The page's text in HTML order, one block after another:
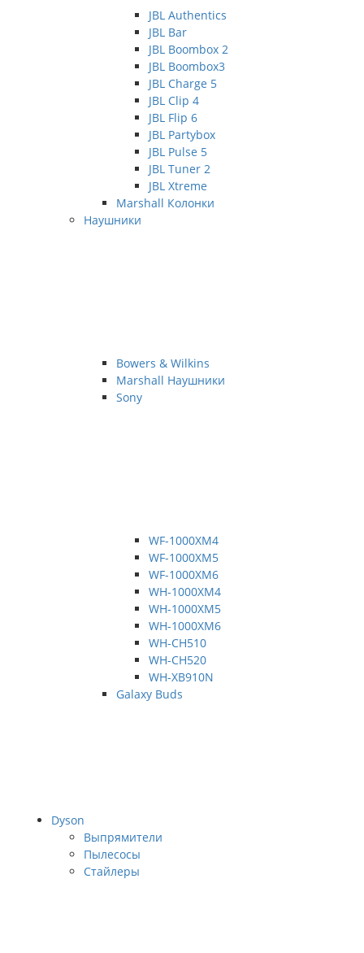
JBL Authentics
JBL Bar
JBL Boombox 2
JBL Boombox3
JBL Charge 5
JBL Clip 4
JBL Flip 6
JBL Partybox
JBL Pulse 5
JBL Tuner 2
JBL Xtreme
Marshall Колонки
Наушники
Bowers & Wilkins
Marshall Наушники
Sony
WF-1000XM4
WF-1000XM5
WF-1000XM6
WH-1000XM4
WH-1000XM5
WH-1000XM6
WH-CH510
WH-CH520
WH-XB910N
Galaxy Buds
Dyson
Выпрямители
Пылесосы
Стайлеры